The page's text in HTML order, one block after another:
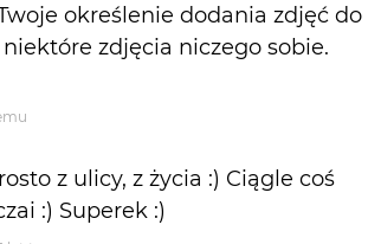
określenie dodania zdjęć do
zdjęcia niczego sobie.
z ulicy, z życia :) Ciągle coś
:) Superek :)